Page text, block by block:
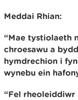
Meddai Rhian:
“Mae tystiolaeth
chroesawu a
hymdrechion i
wynebu ein
“Fel rheoleiddiwr